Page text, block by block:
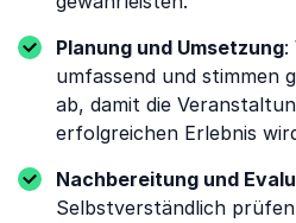
Planung und Umsetzung:
umfassend und stimmen
ab, damit die
erfolgreichen Erlebnis
Nachbereitung und
Selbstverständlich